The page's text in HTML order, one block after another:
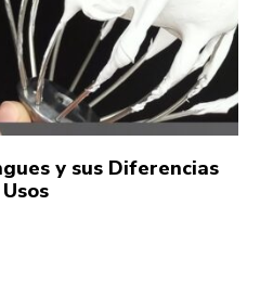
y sus Diferencias